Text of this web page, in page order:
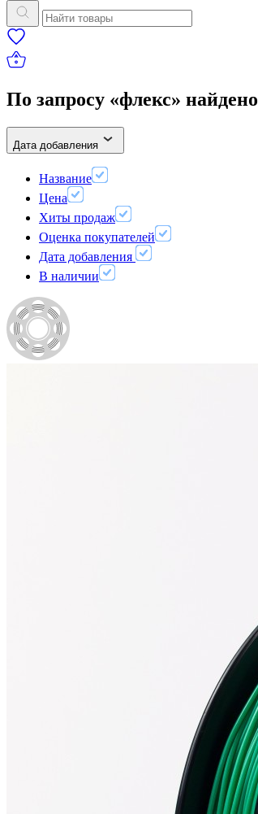
По запросу «флекс» найдено
Дата добавления
Название
Цена
Хиты продаж
Оценка покупателей
Дата добавления
В наличии